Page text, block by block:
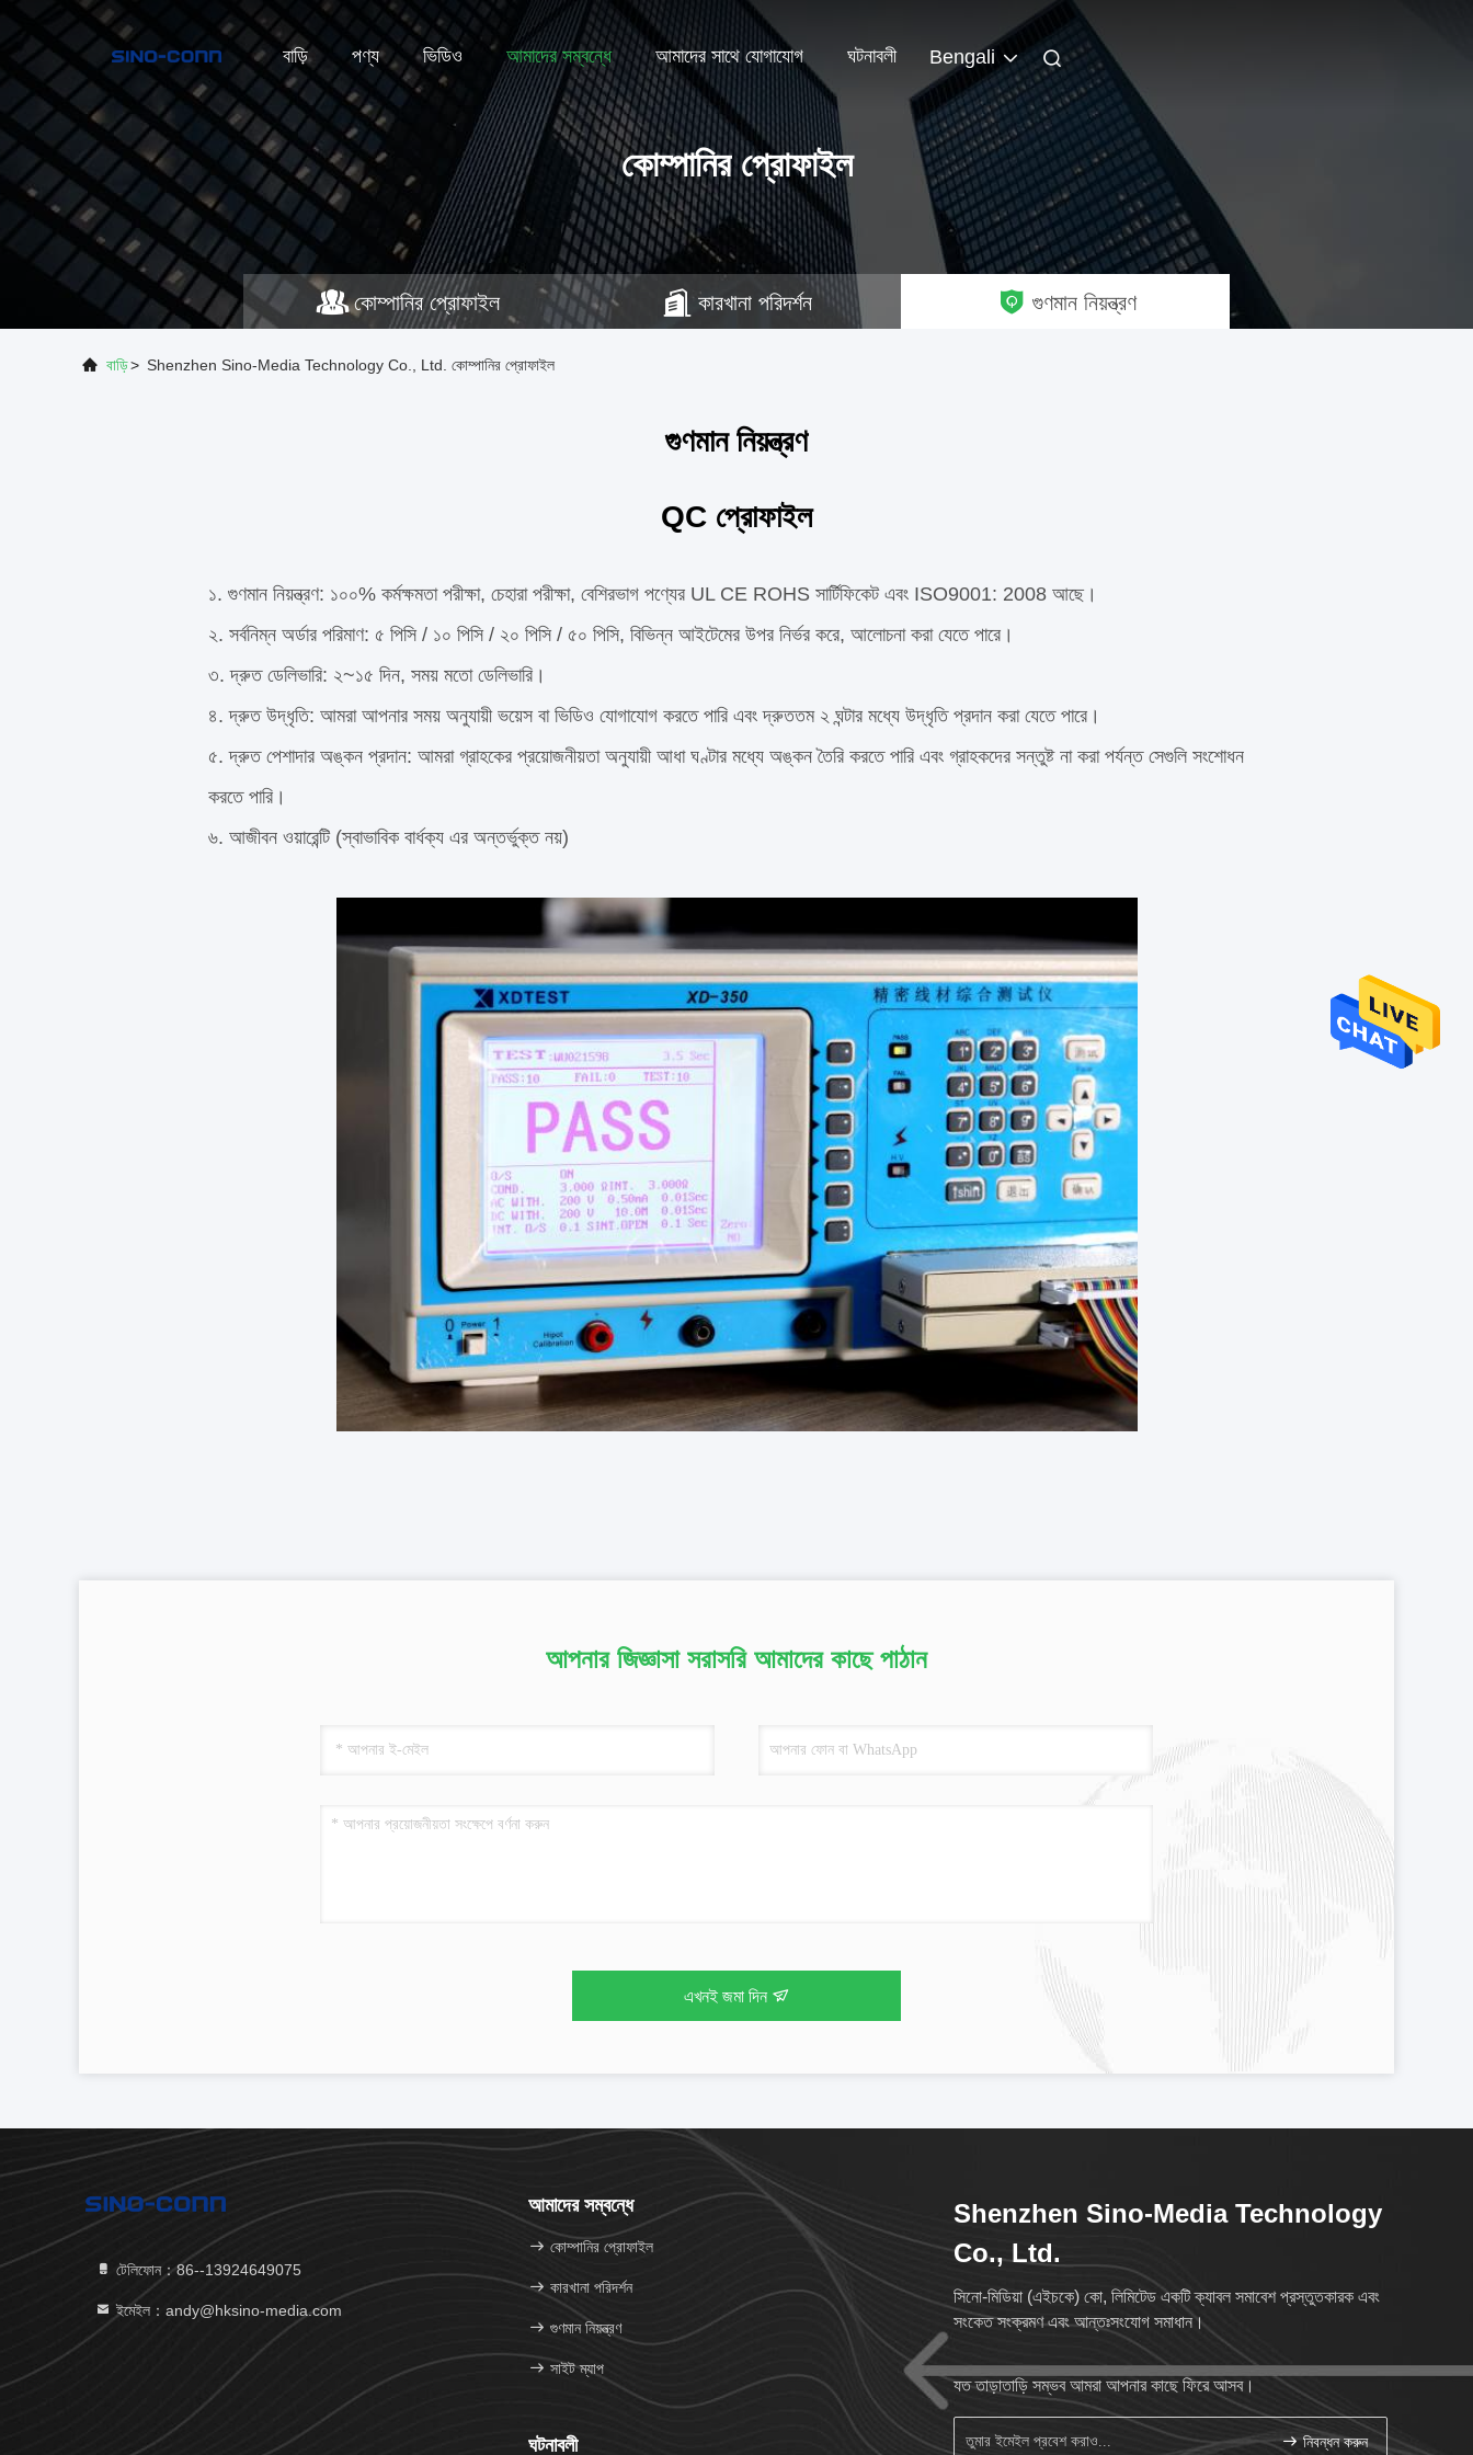
বাড়ি পণ্য ভিডিও আমাদের সম্বন্ধে আমাদের সাথে যোগাযোগ ঘটনাবলী Bengali
কোম্পানির প্রোফাইল
কোম্পানির প্রোফাইল কারখানা পরিদর্শন গুণমান নিয়ন্ত্রণ
বাড়ি> Shenzhen Sino-Media Technology Co., Ltd. কোম্পানির প্রোফাইল
গুণমান নিয়ন্ত্রণ
QC প্রোফাইল
১. গুণমান নিয়ন্ত্রণ: ১০০% কর্মক্ষমতা পরীক্ষা, চেহারা পরীক্ষা, বেশিরভাগ পণ্যের UL CE ROHS সার্টিফিকেট এবং ISO9001: 2008 আছে।
২. সর্বনিম্ন অর্ডার পরিমাণ: ৫ পিসি / ১০ পিসি / ২০ পিসি / ৫০ পিসি, বিভিন্ন আইটেমের উপর নির্ভর করে, আলোচনা করা যেতে পারে।
৩. দ্রুত ডেলিভারি: ২~১৫ দিন, সময় মতো ডেলিভারি।
৪. দ্রুত উদ্ধৃতি: আমরা আপনার সময় অনুযায়ী ভয়েস বা ভিডিও যোগাযোগ করতে পারি এবং দ্রুততম ২ ঘন্টার মধ্যে উদ্ধৃতি প্রদান করা যেতে পারে।
৫. দ্রুত পেশাদার অঙ্কন প্রদান: আমরা গ্রাহকের প্রয়োজনীয়তা অনুযায়ী আধা ঘণ্টার মধ্যে অঙ্কন তৈরি করতে পারি এবং গ্রাহকদের সন্তুষ্ট না করা পর্যন্ত সেগুলি সংশোধন
করতে পারি।
৬. আজীবন ওয়ারেন্টি (স্বাভাবিক বার্ধক্য এর অন্তর্ভুক্ত নয়)
আপনার জিজ্ঞাসা সরাসরি আমাদের কাছে পাঠান
এখনই জমা দিন
টেলিফোন：86--13924649075
ইমেইল：andy@hksino-media.com
আমাদের সম্বন্ধে
কোম্পানির প্রোফাইল
কারখানা পরিদর্শন
গুণমান নিয়ন্ত্রণ
সাইট ম্যাপ
ঘটনাবলী
Shenzhen Sino-Media Technology
Co., Ltd.
সিনো-মিডিয়া (এইচকে) কো, লিমিটেড একটি ক্যাবল সমাবেশ প্রস্তুতকারক এবং
সংকেত সংক্রমণ এবং আন্তঃসংযোগ সমাধান।
যত তাড়াতাড়ি সম্ভব আমরা আপনার কাছে ফিরে আসব।
নিবন্ধন করুন